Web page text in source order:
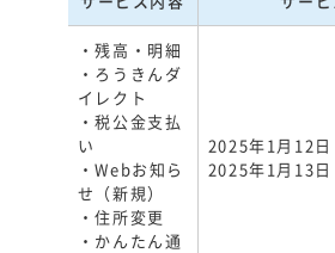
・残高・明細
・ろうきんダ
イレクト
・税公金支払
い
・Webお知ら
せ（新規）
・住所変更
・かんたん通
2025年1月12
2025年1月13